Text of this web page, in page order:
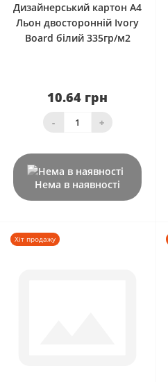
Дизайнерський картон А4
Льон двосторонній Ivory
Board білий 335гр/м2
10.64 грн
- +
Нема в наявності
Хіт продажу